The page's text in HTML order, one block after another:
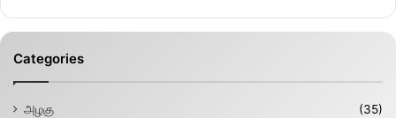
Categories
அழகு
(35)